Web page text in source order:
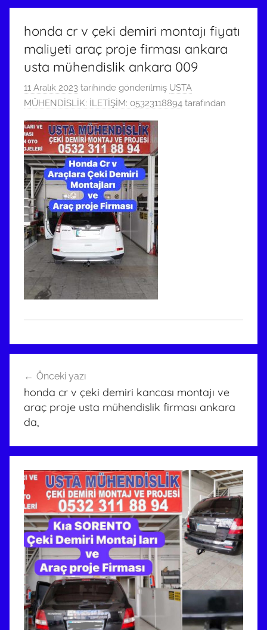
honda cr v çeki demiri montajı fiyatı
maliyeti araç proje firması ankara
usta mühendislik ankara 009
11 Aralık 2023 tarihinde gönderilmiş USTA
MÜHENDİSLİK: İLETİŞİM: 05323118894 tarafından
gezinmesi
Önceki yazı
honda cr v çeki demiri kancası montajı ve
araç proje usta mühendislik firması ankara
da,